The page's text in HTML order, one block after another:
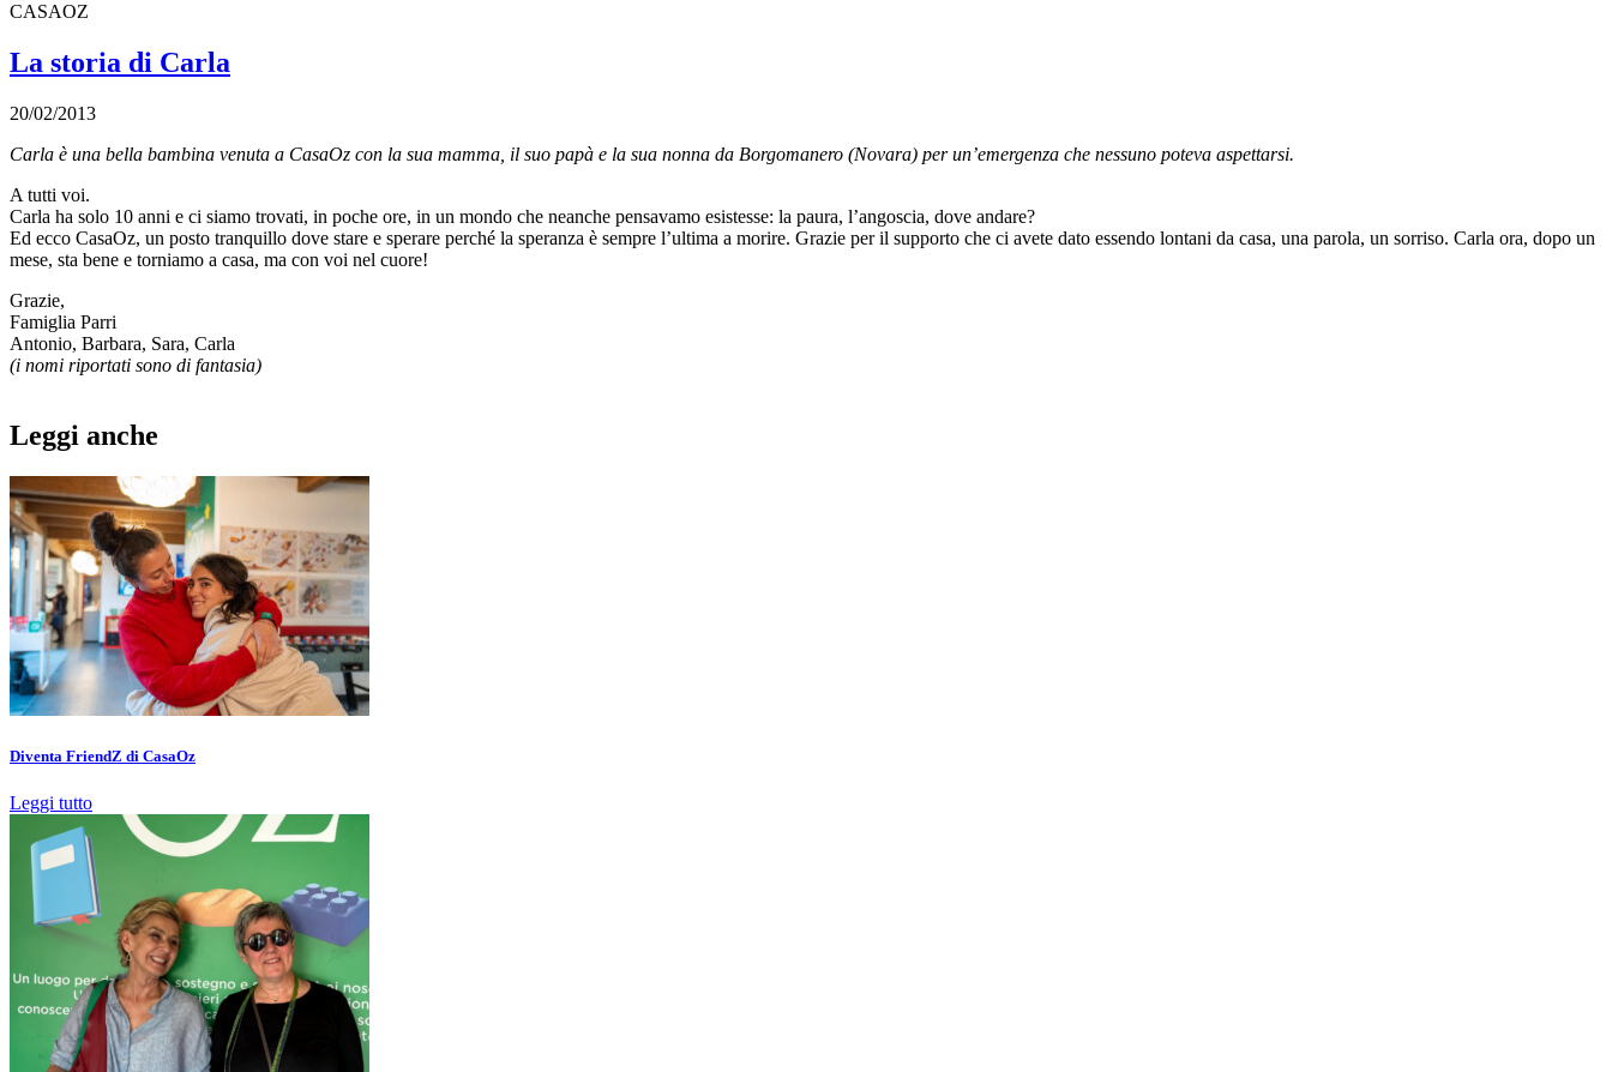
CASAOZ
La storia di Carla
20/02/2013
Carla è una bella bambina venuta a CasaOz con la sua mamma, il suo papà e la sua nonna da Borgomanero (Novara) per un’emergenza che nessuno poteva aspettarsi.
A tutti voi.
Carla ha solo 10 anni e ci siamo trovati, in poche ore, in un mondo che neanche pensavamo esistesse: la paura, l’angoscia, dove andare?
Ed ecco CasaOz, un posto tranquillo dove stare e sperare perché la speranza è sempre l’ultima a morire. Grazie per il supporto che ci avete dato essendo lontani da casa, una parola, un sorriso. Carla ora, dopo un
mese, sta bene e torniamo a casa, ma con voi nel cuore!
Grazie,
Famiglia Parri
Antonio, Barbara, Sara, Carla
(i nomi riportati sono di fantasia)
Leggi anche
Diventa FriendZ di CasaOz
Leggi tutto